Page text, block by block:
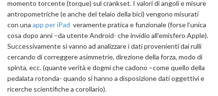
momento torcente (torque) sul crankset. I valori di angoli e misure
antropometriche (e anche del telaio della bici) vengono misurati
con una app per iPad veramente pratica e funzionale (forse l’unica
cosa dopo anni –da utente Android- che invidio all’emisfero Apple).
Successivamente si vanno ad analizzare i dati provenienti dai rulli
cercando di correggere asimmetrie, direzione della forza, modo di
spinta, ecc. (quante verità e dogmi che cadono –come quello della
pedalata rotonda- quando si hanno a disposizione dati oggettivi e
ricerche scientifiche a corollario).